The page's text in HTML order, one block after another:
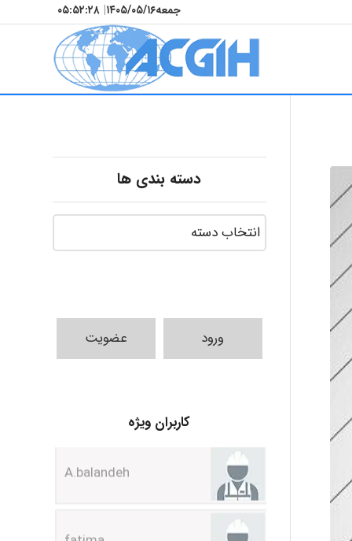
جمعه۱۴۰۵/۰۵/۱۶| ۰۵:۵۲:۲۹
دسته بندی ها
ورود عضویت
کاربران ویژهA.balandeh